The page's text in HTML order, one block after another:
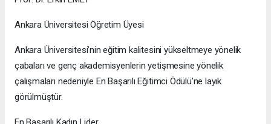
Ankara Üniversitesi Öğretim Üyesi
Ankara Üniversitesi’nin eğitim kalitesini yükseltmeye yönelik
çabaları ve genç akademisyenlerin yetişmesine yönelik
çalışmaları nedeniyle En Başarılı Eğitimci Ödülü’ne layık
görülmüştür.